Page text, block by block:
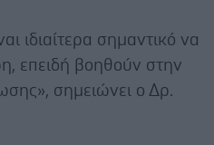
ιδιαίτερα σημαντικό να
επειδή βοηθούν στην
σημειώνει ο Δρ.